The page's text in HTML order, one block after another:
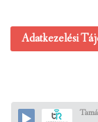
Adatkezelési